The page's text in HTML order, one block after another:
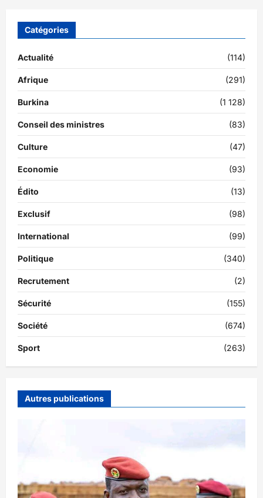
Catégories
Actualité (114)
Afrique (291)
Burkina (1 128)
Conseil des ministres (83)
Culture (47)
Economie (93)
Édito (13)
Exclusif (98)
International (99)
Politique (340)
Recrutement (2)
Sécurité (155)
Société (674)
Sport (263)
Autres publications